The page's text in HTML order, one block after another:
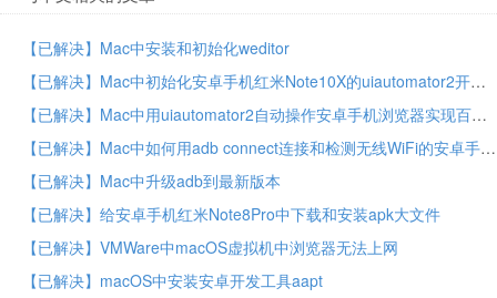
【已解决】Mac中安装和初始化weditor
【已解决】Mac中初始化安卓手机红米Note10X的uiautomator2开发环境
【已解决】Mac中用uiautomator2自动操作安卓手机浏览器实现百度搜索
【已解决】Mac中如何用adb connect连接和检测无线WiFi的安卓手机是否已连接
【已解决】Mac中升级adb到最新版本
【已解决】给安卓手机红米Note8Pro中下载和安装apk大文件
【已解决】VMWare中macOS虚拟机中浏览器无法上网
【已解决】macOS中安装安卓开发工具aapt